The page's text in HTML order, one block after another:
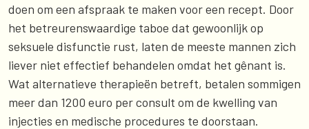
doen om een afspraak te maken voor een recept. Door
het betreurenswaardige taboe dat gewoonlijk op
seksuele disfunctie rust, laten de meeste mannen zich
liever niet effectief behandelen omdat het gênant is.
Wat alternatieve therapieën betreft, betalen sommigen
meer dan 1200 euro per consult om de kwelling van
injecties en medische procedures te doorstaan.